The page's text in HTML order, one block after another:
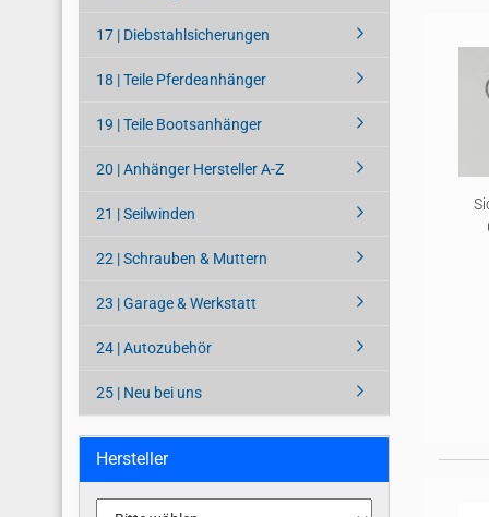
17 | Diebstahlsicherungen
18 | Teile Pferdeanhänger
19 | Teile Bootsanhänger
20 | Anhänger Hersteller A-Z
21 | Seilwinden
22 | Schrauben & Muttern
23 | Garage & Werkstatt
24 | Autozubehör
25 | Neu bei uns
Hersteller